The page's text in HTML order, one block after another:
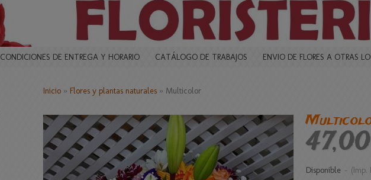
CONDICIONES DE ENTREGA Y HORARIO CATÁLOGO DE TRABAJOS ENVIO DE FLORES A OTRAS
Inicio» Flores y plantas naturales» Multicolor
Disponible - (Imp.